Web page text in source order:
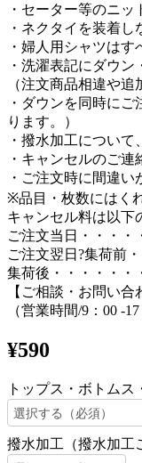
・セーター等のニッ
・ネクタイを装着
・婦人用シャツはす
・洗濯表記にダウ
（注文商品相違や
・ダウンを同時に
ります。）
・撥水加工につい
・キャンセルのご連
・ご注文時に間違
※品目・枚数にはく
キャンセル料は以下
ご注文当日・・・・
ご注文翌日?集荷前
集荷後・・・・・・
【ご相談・お問い合
（営業時間/9：00 -
¥590
トップス・ボトムス
撥水加工（撥水加工